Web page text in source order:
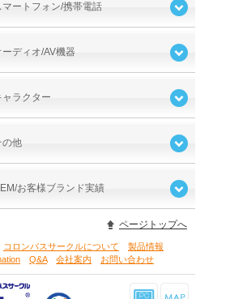
マートフォン/携帯電話
ーディオ/AV機器
ャラクター
の他
お客様ブランド実績
ページトップへ
コロンバスサークルについて
製品情報
Q&A 会社案内 お問い合わせ